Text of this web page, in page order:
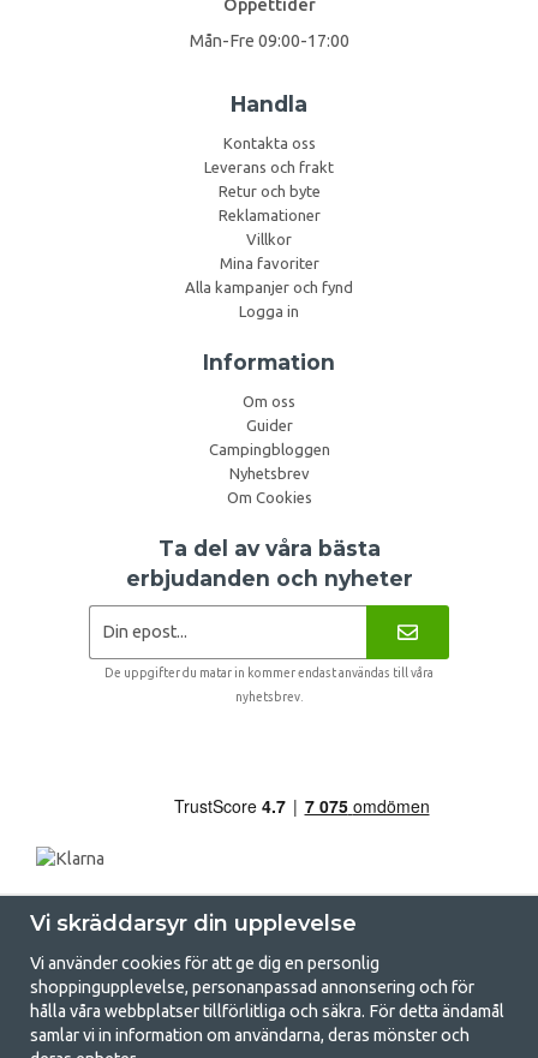
Öppettider
Mån-Fre 09:00-17:00
Handla
Kontakta oss
Leverans och frakt
Retur och byte
Reklamationer
Villkor
Mina favoriter
Alla kampanjer och fynd
Logga in
Information
Om oss
Guider
Campingbloggen
Nyhetsbrev
Om Cookies
Ta del av våra bästa
erbjudanden och nyheter
De uppgifter du matar in kommer endast användas till våra
nyhetsbrev.
Vi skräddarsyr din upplevelse
Vi använder cookies för att ge dig en personlig
shoppingupplevelse, personanpassad annonsering och för
hålla våra webbplatser tillförlitliga och säkra. För detta ändamål
samlar vi in information om användarna, deras mönster och